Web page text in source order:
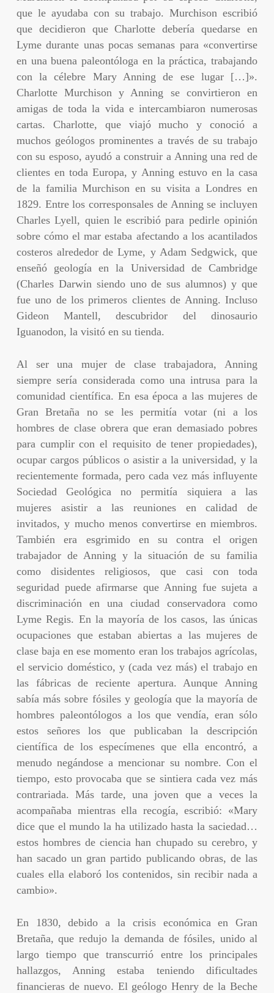
que le ayudaba con su trabajo. Murchison escribió
que decidieron que Charlotte debería quedarse en
Lyme durante unas pocas semanas para «convertirse
en una buena paleontóloga en la práctica, trabajando
con la célebre Mary Anning de ese lugar […]».
Charlotte Murchison y Anning se convirtieron en
amigas de toda la vida e intercambiaron numerosas
cartas. Charlotte, que viajó mucho y conoció a
muchos geólogos prominentes a través de su trabajo
con su esposo, ayudó a construir a Anning una red de
clientes en toda Europa, y Anning estuvo en la casa
de la familia Murchison en su visita a Londres en
1829. Entre los corresponsales de Anning se incluyen
Charles Lyell, quien le escribió para pedirle opinión
sobre cómo el mar estaba afectando a los acantilados
costeros alrededor de Lyme, y Adam Sedgwick, que
enseñó geología en la Universidad de Cambridge
(Charles Darwin siendo uno de sus alumnos) y que
fue uno de los primeros clientes de Anning. Incluso
Gideon Mantell, descubridor del dinosaurio
Iguanodon, la visitó en su tienda.
Al ser una mujer de clase trabajadora, Anning
siempre sería considerada como una intrusa para la
comunidad científica. En esa época a las mujeres de
Gran Bretaña no se les permitía votar (ni a los
hombres de clase obrera que eran demasiado pobres
para cumplir con el requisito de tener propiedades),
ocupar cargos públicos o asistir a la universidad, y la
recientemente formada, pero cada vez más influyente
Sociedad Geológica no permitía siquiera a las
mujeres asistir a las reuniones en calidad de
invitados, y mucho menos convertirse en miembros.
También era esgrimido en su contra el origen
trabajador de Anning y la situación de su familia
como disidentes religiosos, que casi con toda
seguridad puede afirmarse que Anning fue sujeta a
discriminación en una ciudad conservadora como
Lyme Regis. En la mayoría de los casos, las únicas
ocupaciones que estaban abiertas a las mujeres de
clase baja en ese momento eran los trabajos agrícolas,
el servicio doméstico, y (cada vez más) el trabajo en
las fábricas de reciente apertura. Aunque Anning
sabía más sobre fósiles y geología que la mayoría de
hombres paleontólogos a los que vendía, eran sólo
estos señores los que publicaban la descripción
científica de los especímenes que ella encontró, a
menudo negándose a mencionar su nombre. Con el
tiempo, esto provocaba que se sintiera cada vez más
contrariada. Más tarde, una joven que a veces la
acompañaba mientras ella recogía, escribió: «Mary
dice que el mundo la ha utilizado hasta la saciedad…
estos hombres de ciencia han chupado su cerebro, y
han sacado un gran partido publicando obras, de las
cuales ella elaboró los contenidos, sin recibir nada a
cambio».
En 1830, debido a la crisis económica en Gran
Bretaña, que redujo la demanda de fósiles, unido al
largo tiempo que transcurrió entre los principales
hallazgos, Anning estaba teniendo dificultades
financieras de nuevo. El geólogo Henry de la Beche